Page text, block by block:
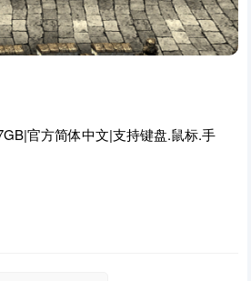
官方简体中文|支持键盘.鼠标.手